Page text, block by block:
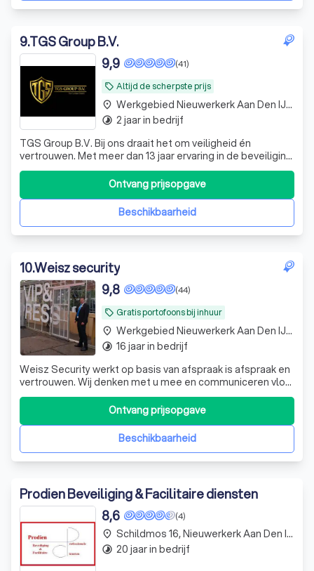
9.TGS Group B.V.
local_offer Altijd de scherpste prijs
(41)
9,9
TGS Group B.V. Bij ons draait het om veiligheid én
vertrouwen. Met meer dan 13 jaar ervaring in de beveiliging
weten we precies wat er nodig is om klanten een gerust
gevoel te geven. We werken met een team van mensen
die hun vak verstaan en altijd nét dat stapje extra zetten.
wij zorgen dat alles soBeschikbaarheid
Ontvang prijsopgave
place Werkgebied Nieuwerkerk Aan Den IJssel
timelapse 2 jaar in bedrijf
10.Weisz security
local_offer Gratis portofoons bij inhuur
(44)
9,8
Weisz Security werkt op basis van afspraak is afspraak en
vertrouwen. Wij denken met u mee en communiceren vlot
en in korte lijnen. Ons motto is dan We work together , we
Beschikbaarheid
Ontvang prijsopgave
place Werkgebied Nieuwerkerk Aan Den IJssel
timelapse 16 jaar in bedrijf
Prodien Beveiliging & Facilitaire diensten
(4)
8,6
place Schildmos 16, Nieuwerkerk Aan Den IJssel
timelapse 20 jaar in bedrijf